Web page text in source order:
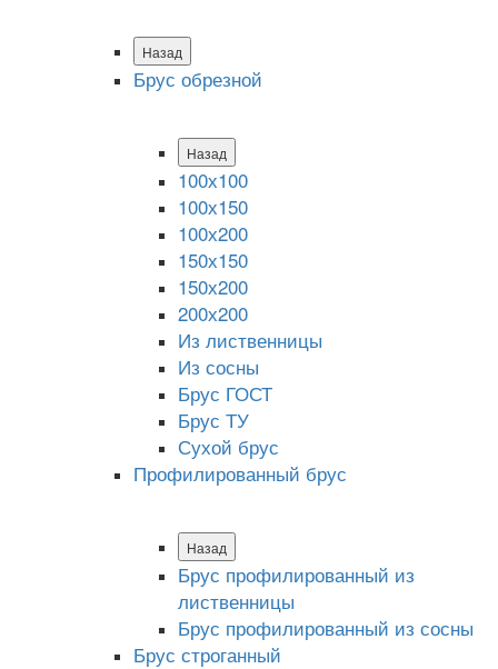
Назад
Брус обрезной
Назад
100х100
100х150
100х200
150х150
150х200
200х200
Из лиственницы
Из сосны
Брус ГОСТ
Брус ТУ
Сухой брус
Профилированный брус
Назад
Брус профилированный из
лиственницы
Брус профилированный из сосны
Брус строганный